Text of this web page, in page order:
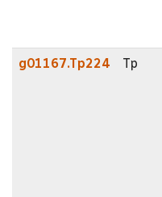
g01167.Tp224 Tp